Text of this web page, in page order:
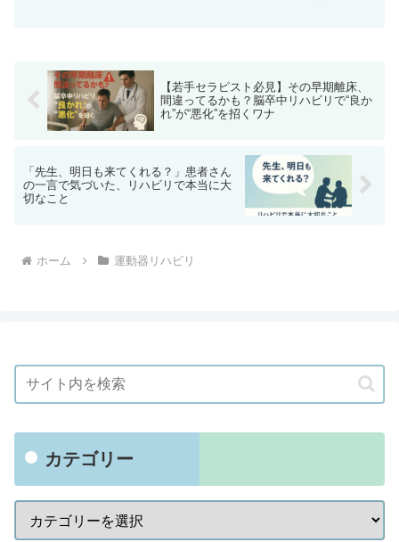
【若手セラピスト必見】その早期離床、
間違ってるかも？脳卒中リハビリで“良か
れ”が“悪化”を招くワナ
「先生、明日も来てくれる？」患者さん
の一言で気づいた、リハビリで本当に大
切なこと
ホーム 運動器リハビリ
カテゴリー